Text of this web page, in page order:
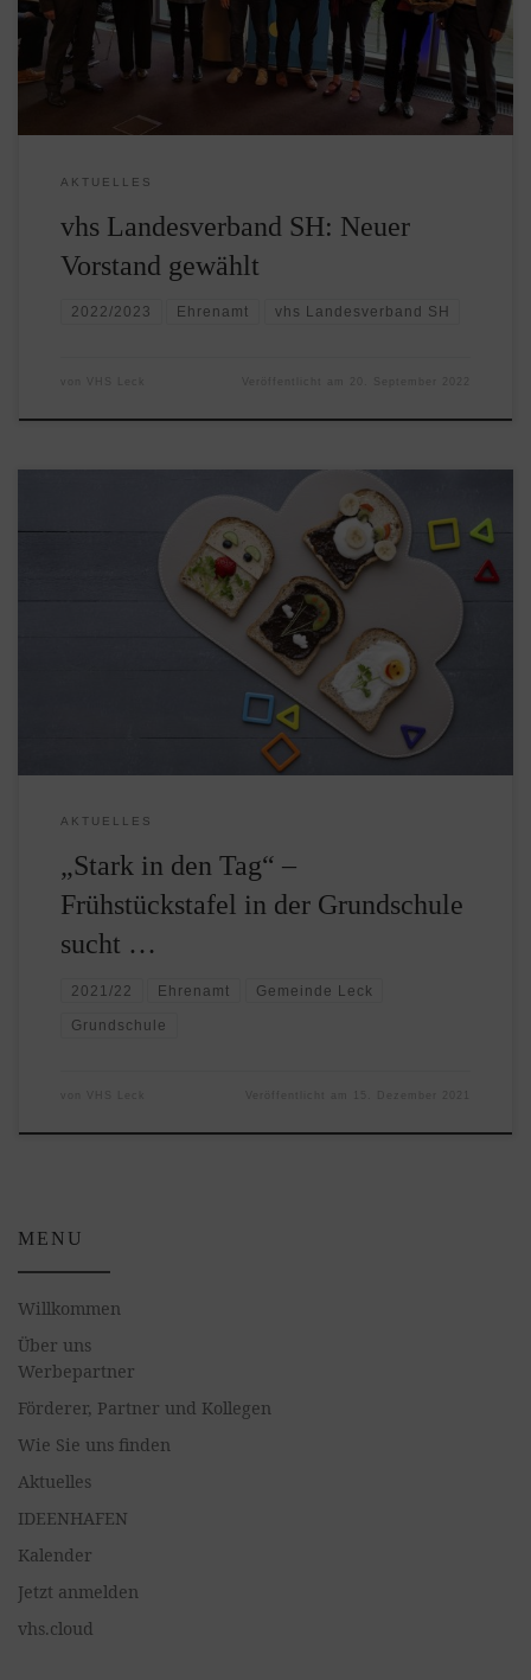
ordentlichen Mitgliederversammlung am 19. September
2022 in Kiel wählten die Delegierten der
Volkshochschulen und Bildungsstätten den Vorstand ihres
Landesverbandes. […]
AKTUELLES
vhs Landesverband SH: Neuer
Vorstand gewählt
2022/2023 Ehrenamt vhs Landesverband SH
Als vhs Leck nutzen wir meist Räumlichkeiten in den
Schulen der Gemeinde. Wenn diese auf uns zukommen
mit einem Anliegen, unterstützen wir das daher gerne.
Das gilt auch für diesen Aufruf: Wer hat Zeit und
Interesse, ehrenamtlich bei der Frühstückstafel in der
Grundschule zu helfen? Gesucht werden Menschen, die
AKTUELLES
„Stark in den Tag“ –
Frühstückstafel in der Grundschule
sucht …
2021/22 Ehrenamt Gemeinde Leck
Grundschule
MENU
Willkommen
Über uns
Werbepartner
Förderer, Partner und Kollegen
Wie Sie uns finden
Aktuelles
IDEENHAFEN
Kalender
Jetzt anmelden
vhs.cloud